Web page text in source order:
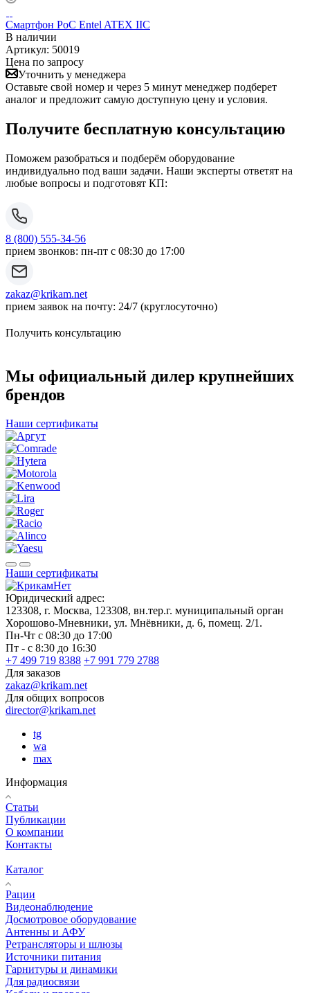
Смартфон PoC Entel ATEX IIC
В наличии
Артикул: 50019
Цена по запросу
Уточнить у менеджера
Оставьте свой номер и через 5 минут менеджер подберет
аналог и предложит самую доступную цену и условия.
Получите бесплатную консультацию
Поможем разобраться и подберём оборудование
индивидуально под ваши задачи. Наши эксперты ответят на
любые вопросы и подготовят КП:
8 (800) 555-34-56
прием звонков: пн-пт с 08:30 до 17:00
zakaz@krikam.net
прием заявок на почту: 24/7 (круглосуточно)
Получить консультацию
Мы официальный дилер крупнейших
брендов
Наши сертификаты
Наши сертификаты
Юридический адрес:
123308, г. Москва, 123308, вн.тер.г. муниципальный орган
Хорошово-Мневники, ул. Мнёвники, д. 6, помещ. 2/1.
Пн-Чт с 08:30 до 17:00
Пт - с 8:30 до 16:30
+7 499 719 8388 +7 991 779 2788
Для заказов
zakaz@krikam.net
Для общих вопросов
director@krikam.net
tg
wa
max
Информация
Статьи
Публикации
О компании
Контакты
Каталог
Рации
Видеонаблюдение
Досмотровое оборудование
Антенны и АФУ
Ретрансляторы и шлюзы
Источники питания
Гарнитуры и динамики
Для радиосвязи